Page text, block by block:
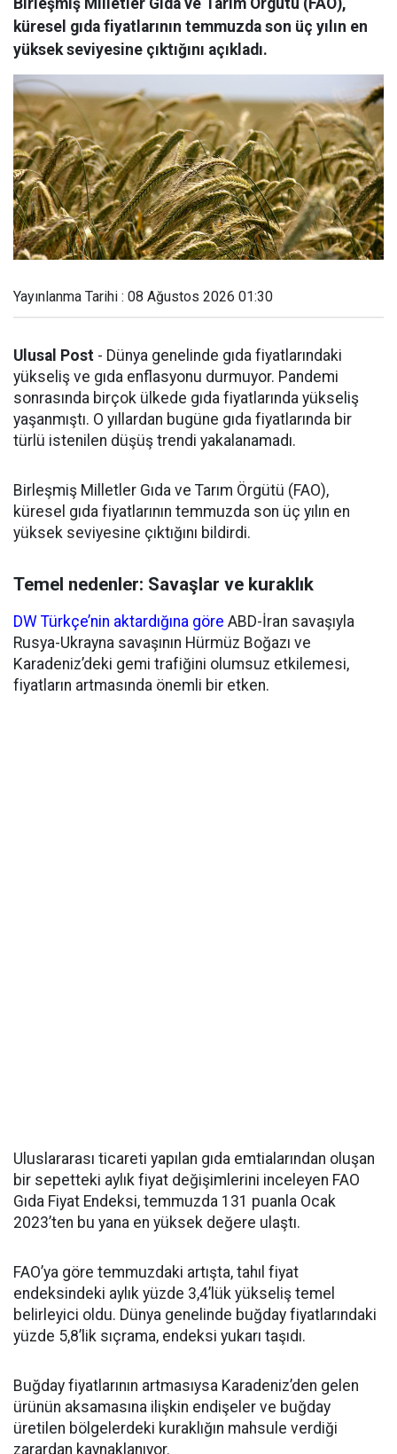
Birleşmiş Milletler Gıda ve Tarım Örgütü (FAO),
küresel gıda fiyatlarının temmuzda son üç yılın en
yüksek seviyesine çıktığını açıkladı.
Yayınlanma Tarihi : 08 Ağustos 2026 01:30
Ulusal Post - Dünya genelinde gıda fiyatlarındaki
yükseliş ve gıda enflasyonu durmuyor. Pandemi
sonrasında birçok ülkede gıda fiyatlarında yükseliş
yaşanmıştı. O yıllardan bugüne gıda fiyatlarında bir
türlü istenilen düşüş trendi yakalanamadı.
Birleşmiş Milletler Gıda ve Tarım Örgütü (FAO),
küresel gıda fiyatlarının temmuzda son üç yılın en
yüksek seviyesine çıktığını bildirdi.
Temel nedenler: Savaşlar ve kuraklık
DW Türkçe’nin aktardığına göre ABD-İran savaşıyla
Rusya-Ukrayna savaşının Hürmüz Boğazı ve
Karadeniz’deki gemi trafiğini olumsuz etkilemesi,
fiyatların artmasında önemli bir etken.
Uluslararası ticareti yapılan gıda emtialarından oluşan
bir sepetteki aylık fiyat değişimlerini inceleyen FAO
Gıda Fiyat Endeksi, temmuzda 131 puanla Ocak
2023’ten bu yana en yüksek değere ulaştı.
FAO’ya göre temmuzdaki artışta, tahıl fiyat
endeksindeki aylık yüzde 3,4’lük yükseliş temel
belirleyici oldu. Dünya genelinde buğday fiyatlarındaki
yüzde 5,8’lik sıçrama, endeksi yukarı taşıdı.
Buğday fiyatlarının artmasıysa Karadeniz’den gelen
ürünün aksamasına ilişkin endişeler ve buğday
üretilen bölgelerdeki kuraklığın mahsule verdiği
zarardan kaynaklanıyor.